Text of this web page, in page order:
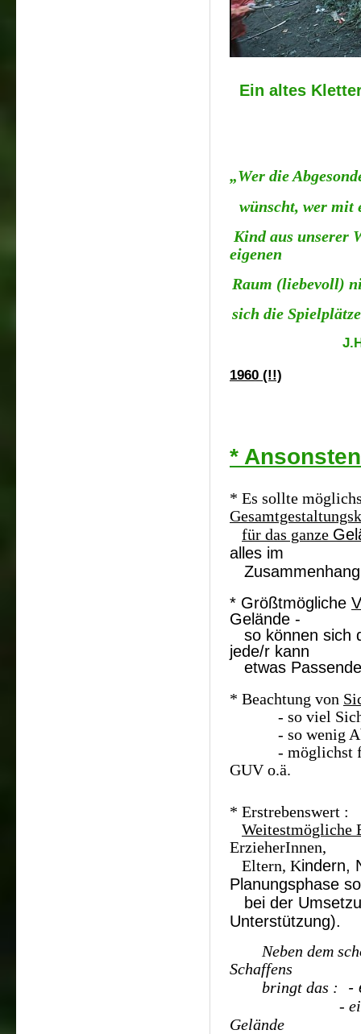
Ein altes
„Wer die
wünscht, wer mit
Kind aus unserer
eigenen
Raum (liebevoll)
sich die
1960 (!!)
*
* Es sollte
für das ganze
alles im
* Größtmögliche
Gelände -
so können sich
jede/r kann
etwas
* Beachtung von
- so viel
- so wenig
- möglichst
GUV o.ä.
* Erstrebenswert :
Weitestmögliche
ErzieherInnen,
Eltern, Kindern,
Planungsphase
bei der
Unterstützung).
Neben dem
Schaffens
bringt das :
-
- eine
Gelände